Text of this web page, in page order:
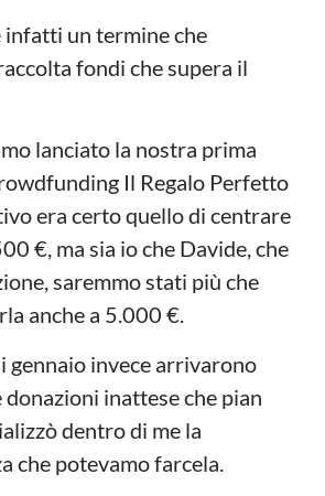
un termine che
fondi che supera il
lanciato la nostra prima
Il Regalo Perfetto
era certo quello di centrare
€, ma sia io che Davide, che
saremmo stati più che
anche a 5.000 €.
gennaio invece arrivarono
inattese che pian
dentro di me la
che potevamo farcela.